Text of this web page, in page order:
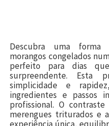
Descubra uma forma
morangos congelados
perfeito para dias
surpreendente. Esta
simplicidade e
ingredientes e passos
profissional. O
merengues triturados e
experiência única,